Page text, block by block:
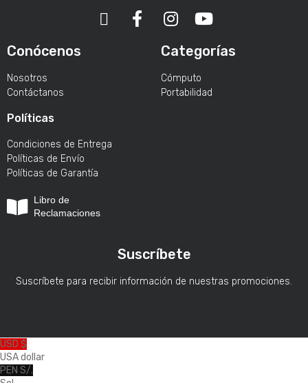
Conócenos
Nosotros
Contáctanos
Políticas
Condiciones de Entrega
Políticas de Envío
Políticas de Garantía
Libro de
Reclamaciones
Categorías
Cómputo
Portabilidad
Suscríbete
Suscríbete para recibir información de nuestras promociones.
USD $
USA dollar
PEN S/.